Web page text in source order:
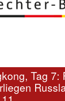
Tag 7: